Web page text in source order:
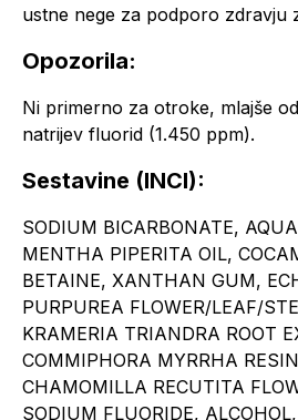
ustne nege za podporo zdravju
Opozorila:
Ni primerno za otroke, mlajše
natrijev fluorid (1.450 ppm).
Sestavine (INCI):
SODIUM BICARBONATE,
MENTHA PIPERITA OIL,
BETAINE, XANTHAN GUM,
PURPUREA FLOWER/LEAF/
KRAMERIA TRIANDRA ROOT
COMMIPHORA MYRRHA
CHAMOMILLA RECUTITA
SODIUM FLUORIDE,